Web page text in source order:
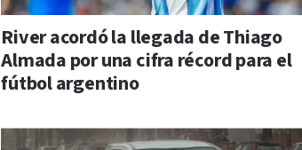
River acordó la llegada de Thiago
Almada por una cifra récord para el
fútbol argentino